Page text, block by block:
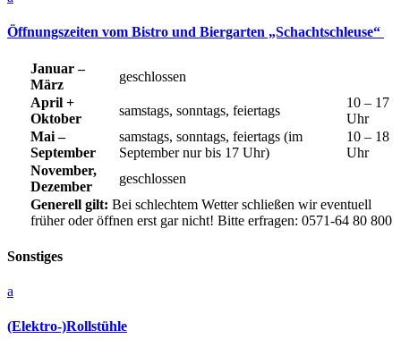
Öffnungszeiten vom Bistro und Biergarten „Schachtschleuse“
Januar –
März
geschlossen
April +
Oktober
samstags, sonntags, feiertags
10 – 17
Uhr
Mai –
September
samstags, sonntags, feiertags (im
September nur bis 17 Uhr)
10 – 18
Uhr
November,
Dezember
geschlossen
Generell gilt: Bei schlechtem Wetter schließen wir eventuell
früher oder öffnen erst gar nicht! Bitte erfragen: 0571-64 80 800
Sonstiges
a
(Elektro-)Rollstühle